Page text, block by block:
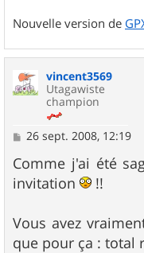
Nouvelle version de
vincent3569
Utagawiste
champion
M
s
s
a
26 sept. 2008, 12:19
Comme j'ai été
invitation
!!
Vous avez
que pour ça : total